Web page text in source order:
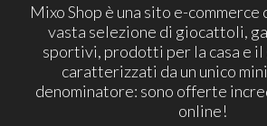
Mixo Shop è una sito e-commerce
vasta selezione di giocattoli,
sportivi, prodotti per la casa e
caratterizzati da un unico
denominatore: sono offerte
online!